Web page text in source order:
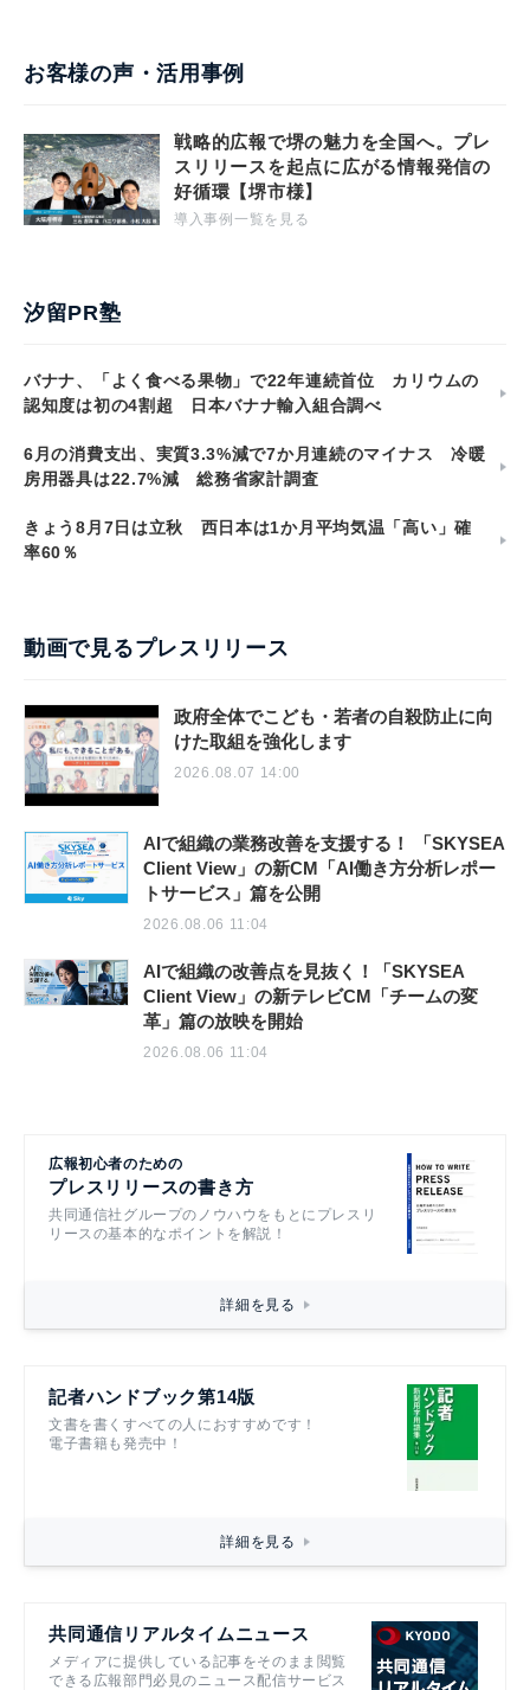
お客様の声・活用事例
戦略的広報で堺の魅力を全国へ。プレ
スリリースを起点に広がる情報発信の
好循環【堺市様】
導入事例一覧を見る
汐留PR塾
バナナ、「よく食べる果物」で22年連続首位 カリウムの
認知度は初の4割超 日本バナナ輸入組合調べ
6月の消費支出、実質3.3%減で7か月連続のマイナス 冷暖
房用器具は22.7%減 総務省家計調査
きょう8月7日は立秋 西日本は1か月平均気温「高い」確
率60％
動画で見るプレスリリース
政府全体でこども・若者の自殺防止に向
けた取組を強化します
2026.08.07 14:00
AIで組織の業務改善を支援する！ 「SKYSEA
Client View」の新CM「AI働き方分析レポー
トサービス」篇を公開
2026.08.06 11:04
AIで組織の改善点を見抜く！「SKYSEA
Client View」の新テレビCM「チームの変
革」篇の放映を開始
2026.08.06 11:04
広報初心者のための
プレスリリースの書き方
共同通信社グループのノウハウをもとにプレスリ
リースの基本的なポイントを解説！
詳細を見る
記者ハンドブック第14版
文書を書くすべての人におすすめです！
電子書籍も発売中！
詳細を見る
共同通信リアルタイムニュース
メディアに提供している記事をそのまま閲覧
できる広報部門必見のニュース配信サービス